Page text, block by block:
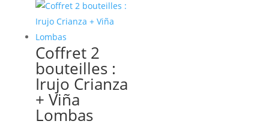
Coffret 2
bouteilles :
Irujo Crianza
+ Viña
Lombas